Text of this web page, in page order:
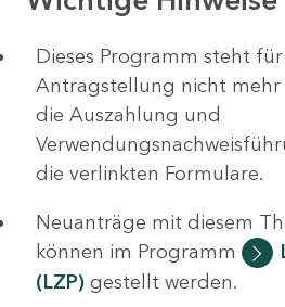
Dieses Programm steht
Antragstellung nicht mehr
die Auszahlung und
die verlinkten Formulare.
Neuanträge mit diesem
können im Programm
(LZP) gestellt werden.